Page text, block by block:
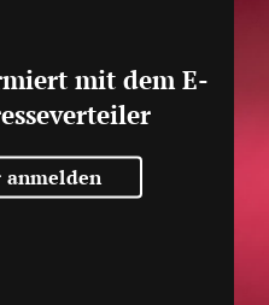
mit dem E-
anmelden